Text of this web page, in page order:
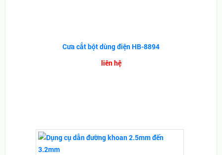
Cưa cắt bột dùng điện HB-8894
liên hệ